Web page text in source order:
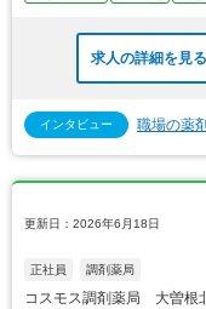
求人の詳細を見る
インタビュー 職場の薬
更新日：2026年6月18日
正社員 調剤薬局
コスモス調剤薬局 大曽根